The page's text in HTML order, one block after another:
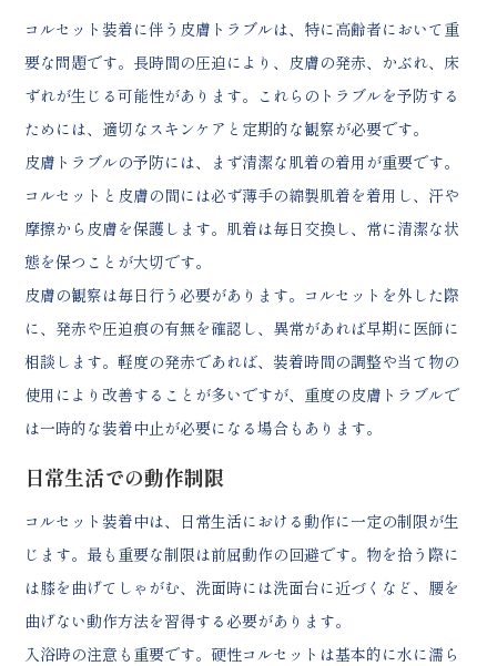
コルセット装着に伴う皮膚トラブルは、特に高齢者において重
要な問題です。長時間の圧迫により、皮膚の発赤、かぶれ、床
ずれが生じる可能性があります。これらのトラブルを予防する
ためには、適切なスキンケアと定期的な観察が必要です。
皮膚トラブルの予防には、まず清潔な肌着の着用が重要です。
コルセットと皮膚の間には必ず薄手の綿製肌着を着用し、汗や
摩擦から皮膚を保護します。肌着は毎日交換し、常に清潔な状
態を保つことが大切です。
皮膚の観察は毎日行う必要があります。コルセットを外した際
に、発赤や圧迫痕の有無を確認し、異常があれば早期に医師に
相談します。軽度の発赤であれば、装着時間の調整や当て物の
使用により改善することが多いですが、重度の皮膚トラブルで
は一時的な装着中止が必要になる場合もあります。
日常生活での動作制限
コルセット装着中は、日常生活における動作に一定の制限が生
じます。最も重要な制限は前屈動作の回避です。物を拾う際に
は膝を曲げてしゃがむ、洗面時には洗面台に近づくなど、腰を
曲げない動作方法を習得する必要があります。
入浴時の注意も重要です。硬性コルセットは基本的に水に濡ら